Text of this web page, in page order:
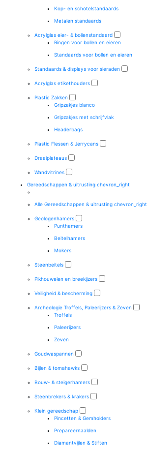
Kop- en schotelstandaards
Metalen standaards
Acrylglas eier- & bollenstandaard
Ringen voor bollen en eieren
Standaards voor bollen en eieren
Standaards & displays voor sieraden
Acrylglas etikethouders
Plastic Zakken
Gripzakjes blanco
Gripzakjes met schrijfvlak
Headerbags
Plastic Flessen & Jerrycans
Draaiplateaus
Wandvitrines
Gereedschappen & uitrusting chevron_right
Alle Gereedschappen & uitrusting chevron_right
Geologenhamers
Punthamers
Beitelhamers
Mokers
Steenbeitels
Pikhouwelen en breekijzers
Veiligheid & bescherming
Archeologie Troffels, Paleerijzers & Zeven
Troffels
Paleerijzers
Zeven
Goudwaspannen
Bijlen & tomahawks
Bouw- & steigerhamers
Steenbrekers & krakers
Klein gereedschap
Pincetten & Gemholders
Prepareernaalden
Diamantvijlen & Stiften